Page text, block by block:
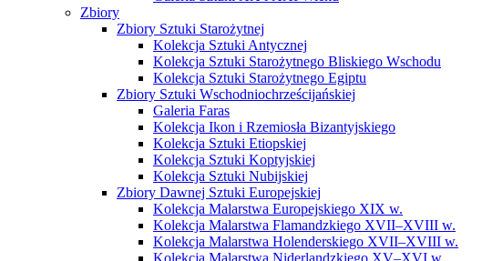
Zbiory
Zbiory Sztuki Starożytnej
Kolekcja Sztuki Antycznej
Kolekcja Sztuki Starożytnego Bliskiego Wschodu
Kolekcja Sztuki Starożytnego Egiptu
Zbiory Sztuki Wschodniochrześcijańskiej
Galeria Faras
Kolekcja Ikon i Rzemiosła Bizantyjskiego
Kolekcja Sztuki Etiopskiej
Kolekcja Sztuki Koptyjskiej
Kolekcja Sztuki Nubijskiej
Zbiory Dawnej Sztuki Europejskiej
Kolekcja Malarstwa Europejskiego XIX w.
Kolekcja Malarstwa Flamandzkiego XVII–XVIII w.
Kolekcja Malarstwa Holenderskiego XVII–XVIII w.
Kolekcja Malarstwa Niderlandzkiego XV–XVI w.